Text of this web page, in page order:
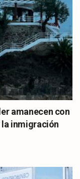
amanecen con
inmigración